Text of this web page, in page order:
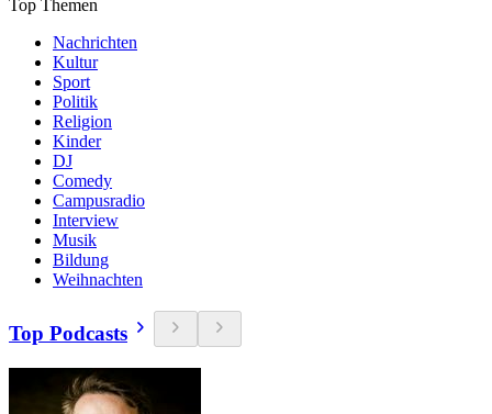
Top Themen
Nachrichten
Kultur
Sport
Politik
Religion
Kinder
DJ
Comedy
Campusradio
Interview
Musik
Bildung
Weihnachten
Top Podcasts